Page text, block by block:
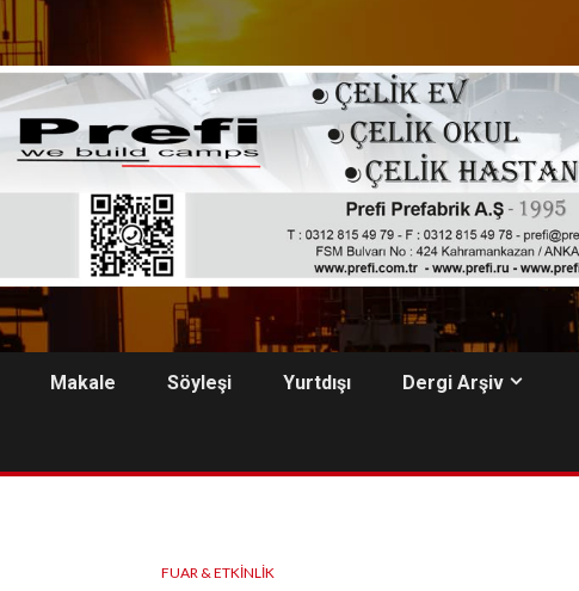
Makale Söyleşi Yurtdışı Dergi Arşiv
FUAR & ETKINLIK